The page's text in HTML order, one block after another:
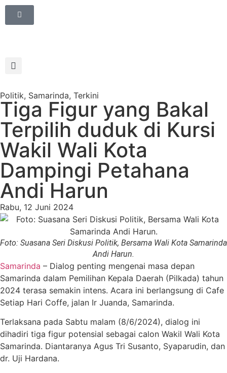
Politik, Samarinda, Terkini
Tiga Figur yang Bakal
Terpilih duduk di Kursi
Wakil Wali Kota
Dampingi Petahana
Andi Harun
Rabu, 12 Juni 2024
Foto: Suasana Seri Diskusi Politik, Bersama Wali Kota Samarinda
Andi Harun.
Samarinda – Dialog penting mengenai masa depan
Samarinda dalam Pemilihan Kepala Daerah (Pilkada) tahun
2024 terasa semakin intens. Acara ini berlangsung di Cafe
Setiap Hari Coffe, jalan Ir Juanda, Samarinda.
Terlaksana pada Sabtu malam (8/6/2024), dialog ini
dihadiri tiga figur potensial sebagai calon Wakil Wali Kota
Samarinda. Diantaranya Agus Tri Susanto, Syaparudin, dan
dr. Uji Hardana.